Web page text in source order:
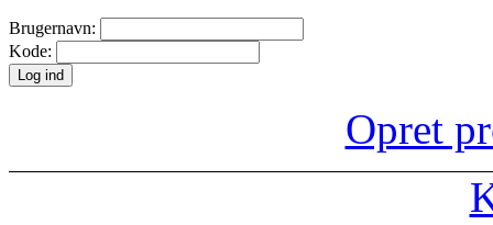
Brugernavn:
Kode:
Opret